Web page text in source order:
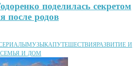
поделилась секретом
после родов
МУЗЫКАПУТЕШЕСТВИЯРАЗВИТИЕ И
СЕМЬЯ И ДОМ